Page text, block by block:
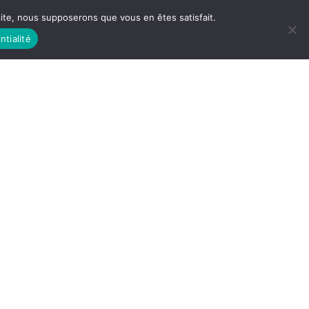
LIFE
nous supposerons que vous en êtes satisfait.